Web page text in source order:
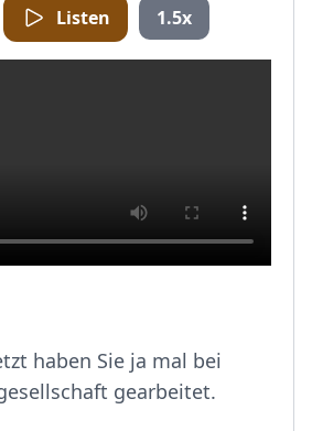
Listen 1.5x
haben Sie ja mal bei
gearbeitet.